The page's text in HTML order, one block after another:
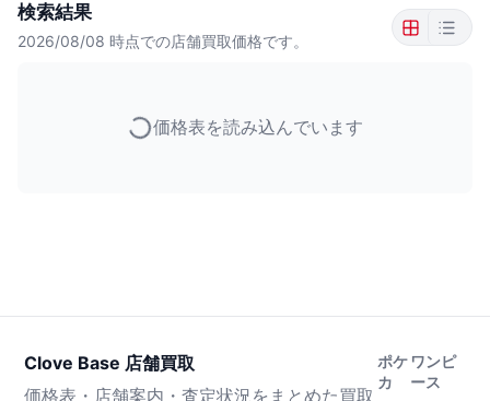
検索結果
2026/08/08 時点での店舗買取価格です。
価格表を読み込んでいます
Clove Base 店舗買取
価格表・店舗案内・査定状況をまとめた買取
ポケ
カ
ワンピ
ース